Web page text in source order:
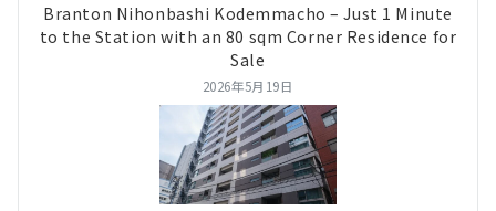
Branton Nihonbashi Kodemmacho – Just 1 Minute
to the Station with an 80 sqm Corner Residence for
Sale
2026年5月19日